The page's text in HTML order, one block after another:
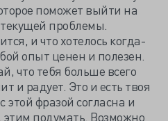
поможет выйти на
проблемы.
и что хотелось когда-
опыт ценен и полезен.
что тебя больше всего
и радует. Это и есть твоя
этой фразой согласна и
подумать. Возможно